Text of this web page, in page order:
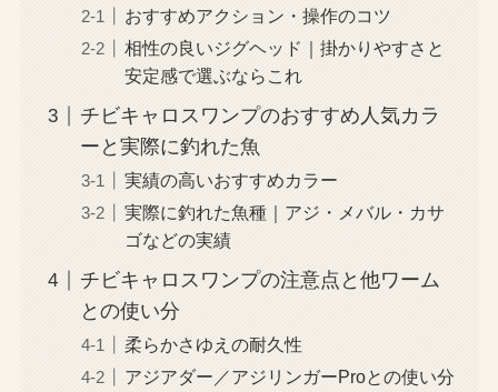
おすすめアクション・操作のコツ
相性の良いジグヘッド｜掛かりやすさと
安定感で選ぶならこれ
チビキャロスワンプのおすすめ人気カラ
ーと実際に釣れた魚
実績の高いおすすめカラー
実際に釣れた魚種｜アジ・メバル・カサ
ゴなどの実績
チビキャロスワンプの注意点と他ワーム
との使い分
柔らかさゆえの耐久性
アジアダー／アジリンガーProとの使い分